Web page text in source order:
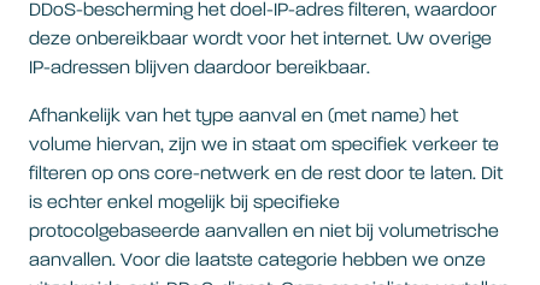
DDoS-bescherming het doel-IP-adres filteren, waardoor
deze onbereikbaar wordt voor het internet. Uw overige
IP-adressen blijven daardoor bereikbaar.
Afhankelijk van het type aanval en (met name) het
volume hiervan, zijn we in staat om specifiek verkeer te
filteren op ons core-netwerk en de rest door te laten. Dit
is echter enkel mogelijk bij specifieke
protocolgebaseerde aanvallen en niet bij volumetrische
aanvallen. Voor die laatste categorie hebben we onze